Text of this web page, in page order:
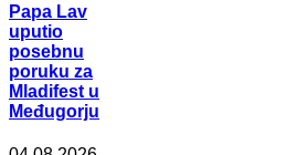
Papa Lav
uputio
posebnu
poruku za
Mladifest u
Međugorju